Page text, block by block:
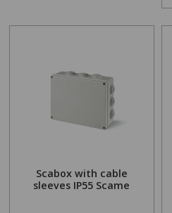
Scabox with cable
sleeves IP55 Scame